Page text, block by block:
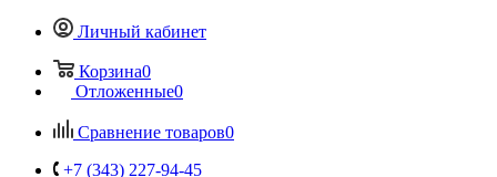
Личный кабинет
Корзина0
Отложенные0
Сравнение товаров0
+7 (343) 227-94-45